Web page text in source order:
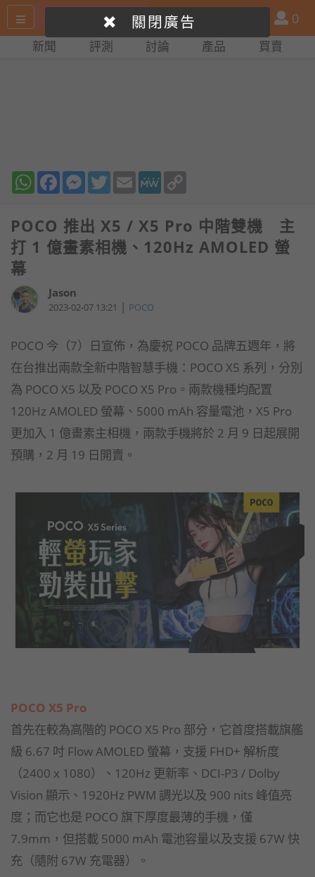
尋
產
品
比
會
員
0
新聞 評測 討論 產品 買賣
WhatsAppFacebookMessenger
TwitterEmail MeWe
POCO 推出 X5 / X5 Pro 中階雙機 主
打 1 億畫素相機、120Hz AMOLED 螢
幕
Jason
2023-02-07 13:21 | POCO
POCO 今（7）日宣佈，為慶祝 POCO 品牌五週年，將
在台推出兩款全新中階智慧手機：POCO X5 系列，分別
為 POCO X5 以及 POCO X5 Pro。兩款機種均配置
120Hz AMOLED 螢幕、5000 mAh 容量電池，X5 Pro
更加入 1 億畫素主相機，兩款手機將於 2 月 9 日起展開
預購，2 月 19 日開賣。
POCO X5 Pro
首先在較為高階的 POCO X5 Pro 部分，它首度搭載旗艦
級 6.67 吋 Flow AMOLED 螢幕，支援 FHD+ 解析度
（2400 x 1080）、120Hz 更新率、DCI-P3 / Dolby
Vision 顯示、1920Hz PWM 調光以及 900 nits 峰值亮
度；而它也是 POCO 旗下厚度最薄的手機，僅
7.9mm，但搭載 5000 mAh 電池容量以及支援 67W 快
充（隨附 67W 充電器）。
關閉廣告